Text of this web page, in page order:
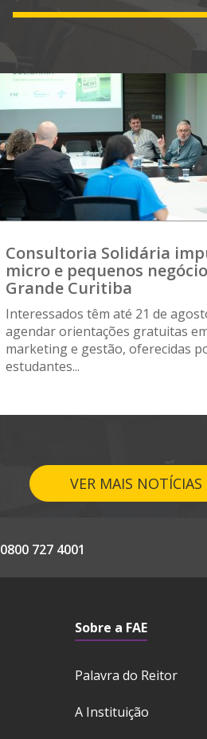
Consultoria Solidária
micro e pequenos
Grande Curitiba
Interessados têm até 21 de
agendar orientações gratuitas
marketing e gestão, oferecidas
estudantes...
VER MAIS NOTÍCIAS
0800 727 4001
Sobre a FAE
Palavra do Reitor
A Instituição